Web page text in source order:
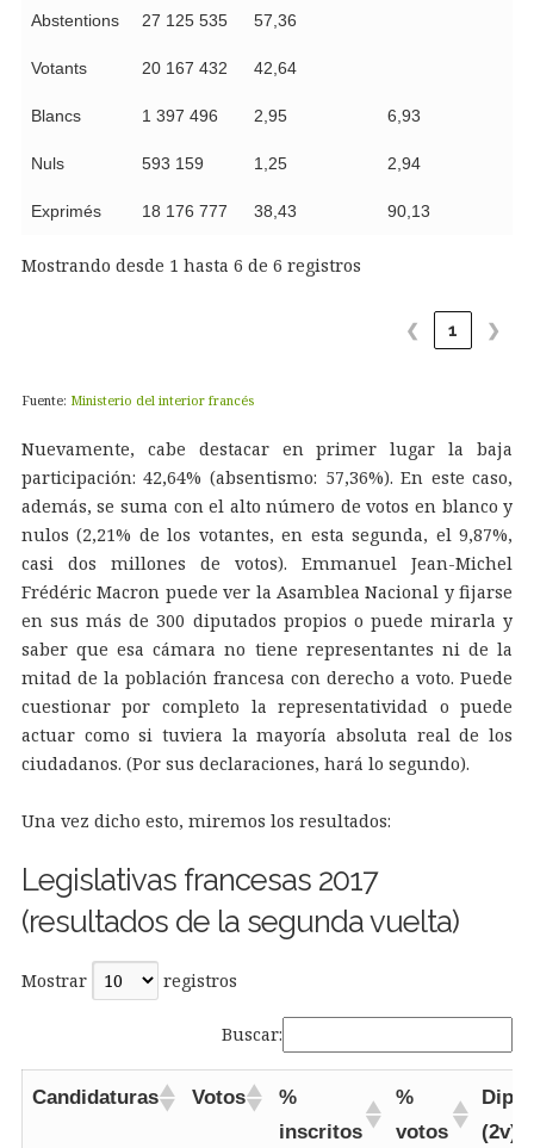
Abstentions 27 125 535 57,36
Votants 20 167 432 42,64
Blancs 1 397 496 2,95 6,93
Nuls 593 159 1,25 2,94
Exprimés 18 176 777 38,43 90,13
Mostrando desde 1 hasta 6 de 6 registros
❮ 1 ❯
Fuente: Ministerio del interior francés
Nuevamente, cabe destacar en primer lugar la baja
participación: 42,64% (absentismo: 57,36%). En este caso,
además, se suma con el alto número de votos en blanco y
nulos (2,21% de los votantes, en esta segunda, el 9,87%,
casi dos millones de votos). Emmanuel Jean-Michel
Frédéric Macron puede ver la Asamblea Nacional y fijarse
en sus más de 300 diputados propios o puede mirarla y
saber que esa cámara no tiene representantes ni de la
mitad de la población francesa con derecho a voto. Puede
cuestionar por completo la representatividad o puede
actuar como si tuviera la mayoría absoluta real de los
ciudadanos. (Por sus declaraciones, hará lo segundo).
Una vez dicho esto, miremos los resultados:
Legislativas francesas 2017
(resultados de la segunda vuelta)
Mostrar registros
Buscar:
Candidaturas Votos
%
inscritos
%
votos
(2v)